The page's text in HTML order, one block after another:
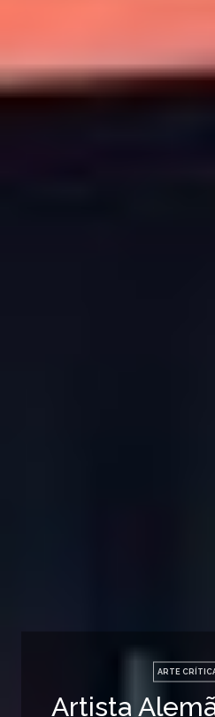
ARTE
Artista